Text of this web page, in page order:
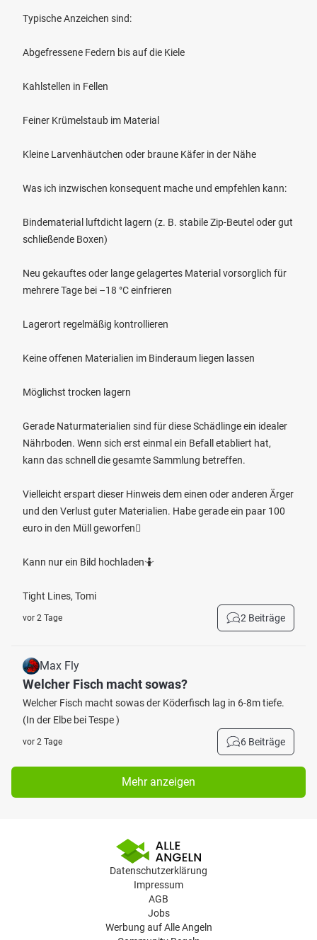
Typische Anzeichen sind:
Abgefressene Federn bis auf die Kiele
Kahlstellen in Fellen
Feiner Krümelstaub im Material
Kleine Larvenhäutchen oder braune Käfer in der Nähe
Was ich inzwischen konsequent mache und empfehlen kann:
Bindematerial luftdicht lagern (z. B. stabile Zip-Beutel oder gut
schließende Boxen)
Neu gekauftes oder lange gelagertes Material vorsorglich für
mehrere Tage bei –18 °C einfrieren
Lagerort regelmäßig kontrollieren
Keine offenen Materialien im Binderaum liegen lassen
Möglichst trocken lagern
Gerade Naturmaterialien sind für diese Schädlinge ein idealer
Nährboden. Wenn sich erst einmal ein Befall etabliert hat,
kann das schnell die gesamte Sammlung betreffen.
Vielleicht erspart dieser Hinweis dem einen oder anderen Ärger
und den Verlust guter Materialien. Habe gerade ein paar 100
euro in den Müll geworfen🫩
Kann nur ein Bild hochladen🤷
Tight Lines, Tomi
vor 2 Tage 2 Beiträge
Max Fly
Welcher Fisch macht sowas?
Welcher Fisch macht sowas der Köderfisch lag in 6-8m tiefe.
(In der Elbe bei Tespe )
vor 2 Tage 6 Beiträge
Mehr anzeigen
Datenschutzerklärung
Impressum
AGB
Jobs
Werbung auf Alle Angeln